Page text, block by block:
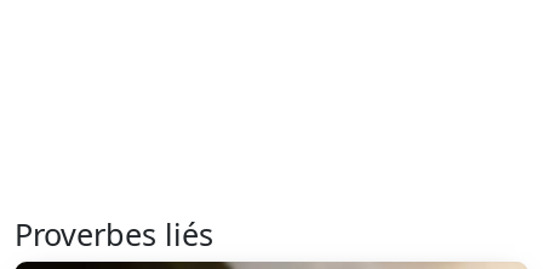
Proverbes liés